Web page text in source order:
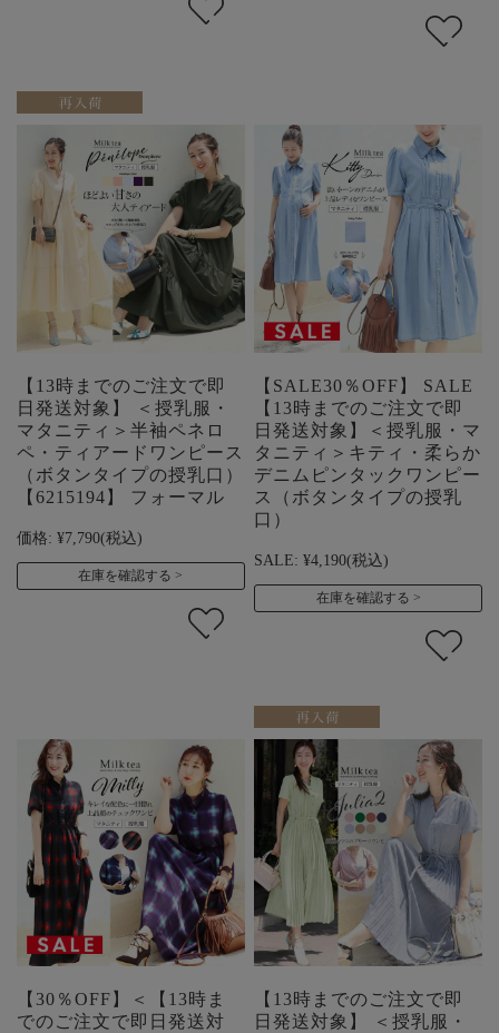
【13時までのご注文で即
日発送対象】 ＜授乳服・
マタニティ＞半袖ペネロ
ペ・ティアードワンピース
（ボタンタイプの授乳口）
【6215194】 フォーマル
価格: ¥7,790(税込)
在庫を確認する
【SALE30％OFF】 SALE
【13時までのご注文で即
日発送対象】＜授乳服・マ
タニティ＞キティ・柔らか
デニムピンタックワンピー
ス（ボタンタイプの授乳
口）
SALE: ¥4,190(税込)
在庫を確認する
【30％OFF】＜【13時ま
でのご注文で即日発送対
【13時までのご注文で即
日発送対象】 ＜授乳服・